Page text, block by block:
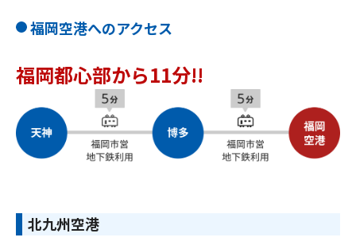
福岡空港へのアクセス
福岡都心部から11分!!
北九州空港